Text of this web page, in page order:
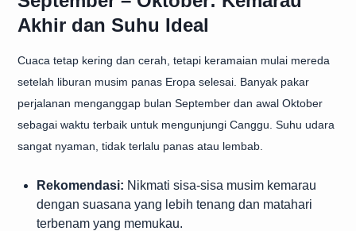
Akhir dan Suhu Ideal
Cuaca tetap kering dan cerah, tetapi keramaian mulai mereda
setelah liburan musim panas Eropa selesai. Banyak pakar
perjalanan menganggap bulan September dan awal Oktober
sebagai waktu terbaik untuk mengunjungi Canggu. Suhu udara
sangat nyaman, tidak terlalu panas atau lembab.
Rekomendasi: Nikmati sisa-sisa musim kemarau
dengan suasana yang lebih tenang dan matahari
terbenam yang memukau.